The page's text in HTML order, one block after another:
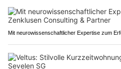
Mit neurowissenschaftlicher Expertise zum